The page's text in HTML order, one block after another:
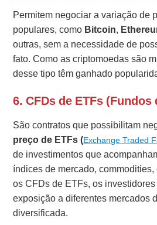
Permitem negociar a variação de
populares, como Bitcoin,
outras, sem a necessidade de
fato. Como as criptomoedas são
desse tipo têm ganhado
6. CFDs de ETFs (Fundos
São contratos que possibilitam
preço de ETFs (Exchange Traded
de investimentos que
índices de mercado,
os CFDs de ETFs, os
exposição a diferentes mercados
diversificada.